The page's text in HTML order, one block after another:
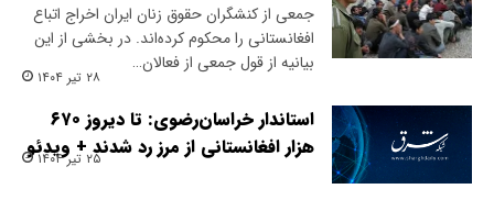
جمعی از کنشگران حقوق زنان ایران‌ اخراج اتباع
افغانستانی را محکوم کرده‌اند. در بخشی از این
بیانیه از قول جمعی از فعالان…
۲۸ تیر ۱۴۰۴
استاندار خراسان‌رضوی: تا دیروز ۶۷۰
هزار افغانستانی از مرز رد شدند + ویدئو
۲۵ تیر ۱۴۰۴